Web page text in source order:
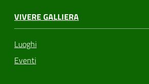
VIVERE GALLIERA
Luoghi
Eventi